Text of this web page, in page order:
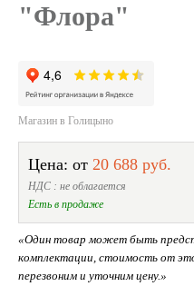
"Флора"
Магазин в Голицыно
Цена: от 20 688 руб.
НДС : не облагается
Есть в продаже
«Один товар может быть
комплектации, стоимость от
перезвоним и уточним цену.»